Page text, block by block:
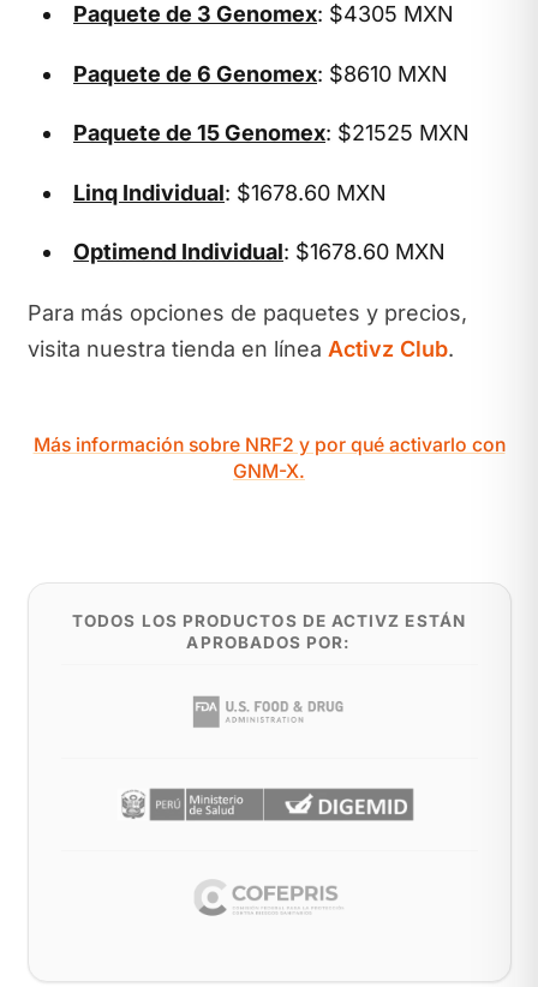
Paquete de 3 Genomex: $4305 MXN
Paquete de 6 Genomex: $8610 MXN
Paquete de 15 Genomex: $21525 MXN
Linq Individual: $1678.60 MXN
Optimend Individual: $1678.60 MXN
Para más opciones de paquetes y precios,
visita nuestra tienda en línea Activz Club.
Más información sobre NRF2 y por qué activarlo con
GNM-X.
TODOS LOS PRODUCTOS DE ACTIVZ ESTÁN
APROBADOS POR: